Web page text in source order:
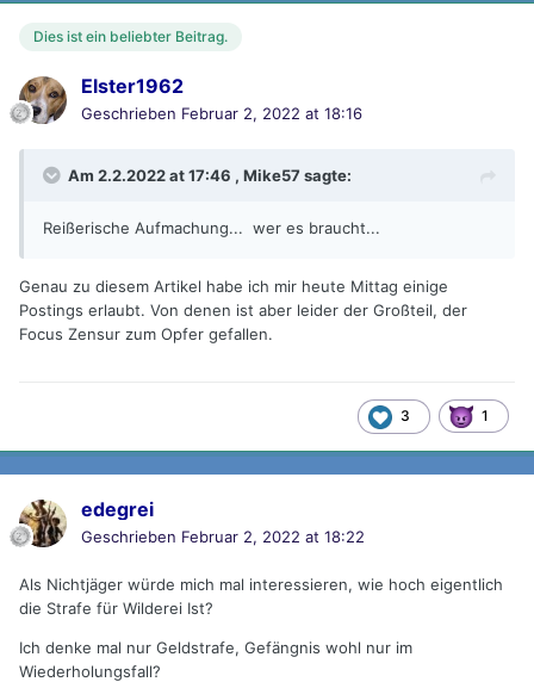
Dies ist ein beliebter Beitrag.
Elster1962
Geschrieben Februar 2, 2022 at 18:16
Am 2.2.2022 at 17:46 , Mike57 sagte:
Reißerische Aufmachung... wer es braucht...
Genau zu diesem Artikel habe ich mir heute Mittag einige
Postings erlaubt. Von denen ist aber leider der Großteil, der
Focus Zensur zum Opfer gefallen.
3 1
edegrei
Geschrieben Februar 2, 2022 at 18:22
Als Nichtjäger würde mich mal interessieren, wie hoch eigentlich
die Strafe für Wilderei Ist?
Ich denke mal nur Geldstrafe, Gefängnis wohl nur im
Wiederholungsfall?